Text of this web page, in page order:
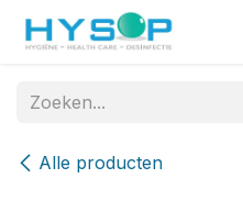
Overslaan naar inhoud
Alle producten